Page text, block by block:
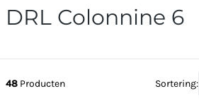
DRL Colonnine 6
48 Producten Sortering: